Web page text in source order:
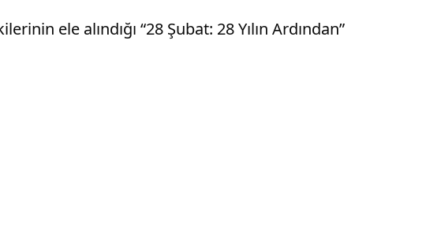
ele alındığı “28 Şubat: 28 Yılın Ardından”